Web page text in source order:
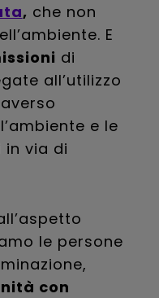
, che non
E
di
all’utilizzo
e le
in via di
le persone
con